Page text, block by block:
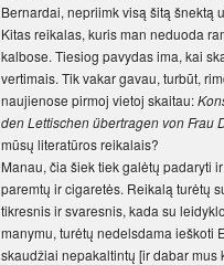
Bernardai, nepriimk visą šitą šnektą
Kitas reikalas, kuris man neduoda
kalbose. Tiesiog pavydas ima, kai
vertimais. Tik vakar gavau, turbūt,
naujienose pirmoj vietoj skaitau:
den Lettischen übertragen von Frau
mūsų literatūros reikalais?
Manau, čia šiek tiek galėtų padaryti
paremtų ir cigaretės. Reikalą turėtų
tikresnis ir svaresnis, kada su
manymu, turėtų nedelsdama ieškoti
skaudžiai nepakaltintų [ir dabar